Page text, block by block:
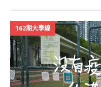
162期大學線